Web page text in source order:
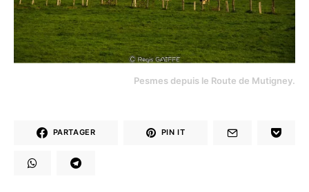
Pesmes depuis le Route de Mutigney.
PARTAGER PIN IT